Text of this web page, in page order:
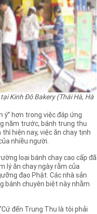
Kinh Đô Bakery (Thái Hà, Hà
ý” hơn trong việc đáp ứng
năm trước, bánh trung thu
hiện nay, việc ăn chay tịnh
nhiều người.
loại bánh chay cao cấp đã
lý ăn chay ngày rằm của
đạo Phật. Các nhà sản
bánh chuyên biệt này nhằm
đến Trung Thu là tôi phải